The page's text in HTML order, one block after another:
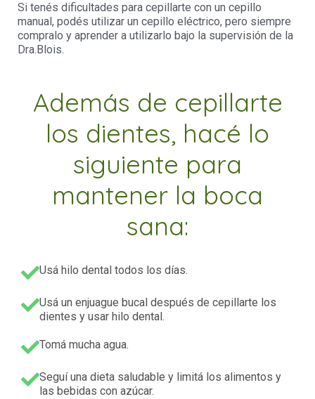
Si tenés dificultades para cepillarte con un cepillo
manual, podés utilizar un cepillo eléctrico, pero siempre
compralo y aprender a utilizarlo bajo la supervisión de la
Dra.Blois.
Además de cepillarte
los dientes, hacé lo
siguiente para
mantener la boca
sana:
Usá hilo dental todos los días.
Usá un enjuague bucal después de cepillarte los
dientes y usar hilo dental.
Tomá mucha agua.
Seguí una dieta saludable y limitá los alimentos y
las bebidas con azúcar.